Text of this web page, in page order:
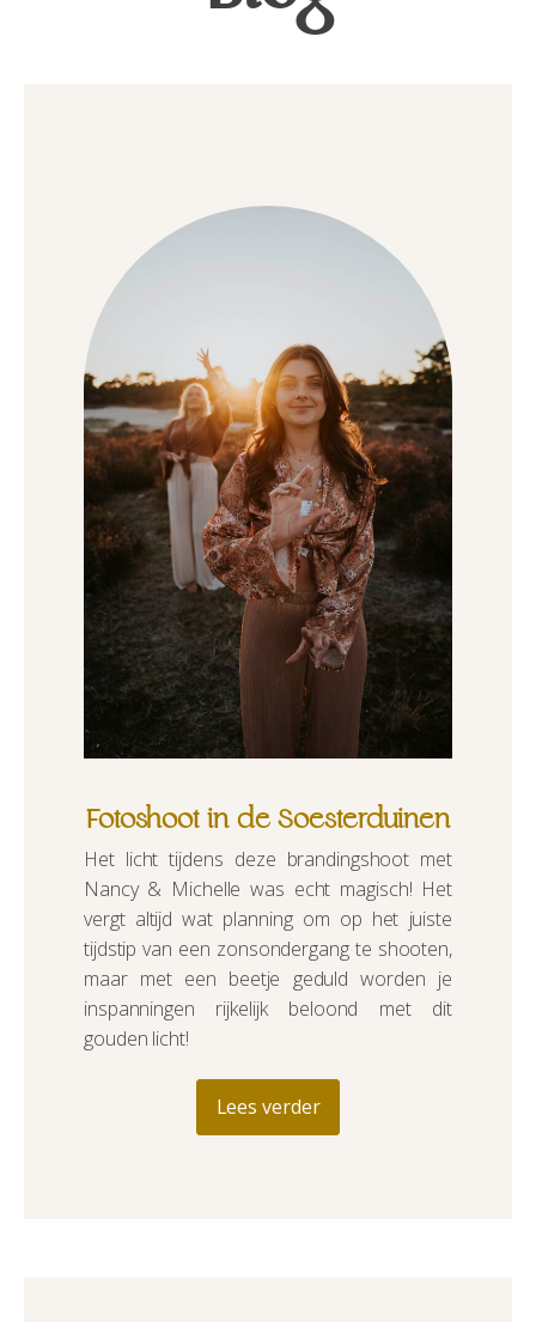
Fotoshoot in de Soesterduinen
Het licht tijdens deze brandingshoot met
Nancy & Michelle was echt magisch! Het
vergt altijd wat planning om op het juiste
tijdstip van een zonsondergang te shooten,
maar met een beetje geduld worden je
inspanningen rijkelijk beloond met dit
gouden licht!
Lees verder